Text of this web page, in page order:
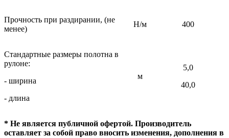
Прочность при раздирании, (не
менее)
Н/м 400
Стандартные размеры полотна в
рулоне:
- ширина
- длина
м
5,0
40,0
* Не является публичной офертой. Производитель
оставляет за собой право вносить изменения, дополнения в